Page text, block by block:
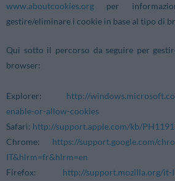
www.aboutcookies.org per
gestire/eliminare i cookie in base al tipo di
Qui sotto il percorso da seguire per
browser:
Explorer: http://
enable-or-allow-cookies
Safari: http://support.apple.com/kb/
Chrome: https://support.google.com/
IT&hlrm=fr&hlrm=en
Firefox: http://support.mozilla.org/it-